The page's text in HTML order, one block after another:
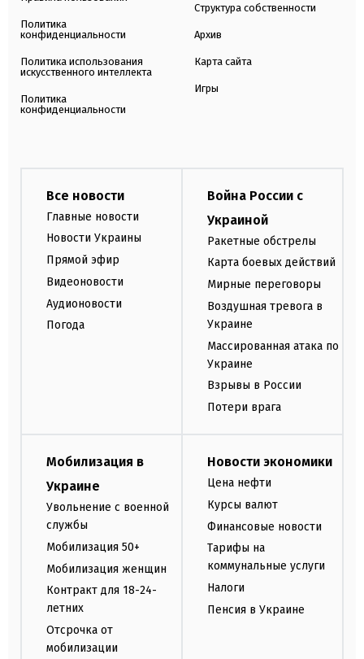
Политика
конфиденциальности
Политика использования
искусственного интеллекта
Политика
конфиденциальности
Структура собственности
Архив
Карта сайта
Игры
Все новости
Главные новости
Новости Украины
Прямой эфир
Видеоновости
Аудионовости
Погода
Война России с
Украиной
Ракетные обстрелы
Карта боевых действий
Мирные переговоры
Воздушная тревога в
Украине
Массированная атака по
Украине
Взрывы в России
Потери врага
Мобилизация в
Украине
Увольнение с военной
службы
Мобилизация 50+
Мобилизация женщин
Контракт для 18-24-
летних
Отсрочка от
мобилизации
Новости экономики
Цена нефти
Курсы валют
Финансовые новости
Тарифы на
коммунальные услуги
Налоги
Пенсия в Украине